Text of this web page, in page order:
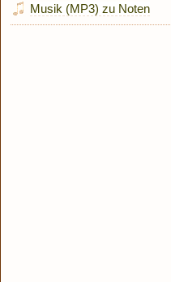
Musik (MP3) zu Noten